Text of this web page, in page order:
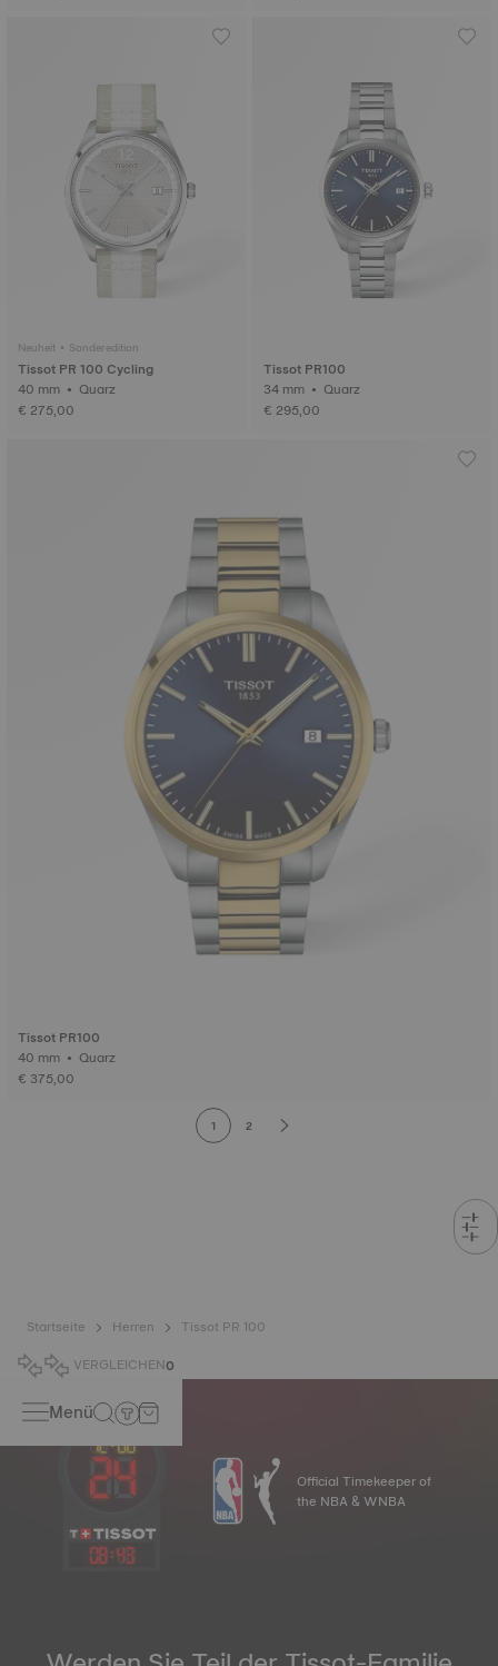
Neuheit • Sonderedition
Tissot PR 100 Cycling
40 mm • Quarz
€ 275,00
Tissot PR100
34 mm • Quarz
€ 295,00
Tissot PR100
40 mm • Quarz
€ 375,00
1 2
Startseite Herren
Tissot PR 100
VERGLEICHEN0
Menü
08:43
Official Timekeeper of
the NBA & WNBA